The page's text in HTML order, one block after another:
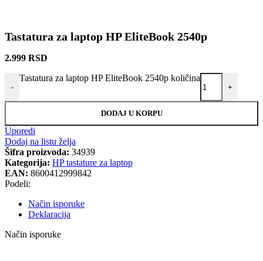
Tastatura za laptop HP EliteBook 2540p
2.999 RSD
-
Tastatura za laptop HP EliteBook 2540p količina
+
DODAJ U KORPU
Uporedi
Dodaj na listu želja
Šifra proizvoda: 34939
Kategorija: HP tastature za laptop
EAN: 8600412999842
Podeli:
Način isporuke
Deklaracija
Način isporuke